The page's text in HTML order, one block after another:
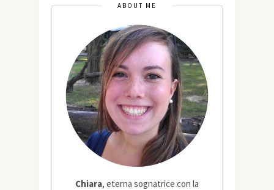
ABOUT ME
Chiara, eterna sognatrice con la